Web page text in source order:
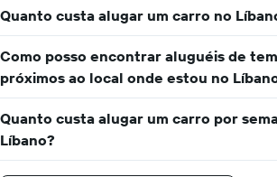
Quanto custa alugar um carro no
Como posso encontrar aluguéis de
próximos ao local onde estou no
Quanto custa alugar um carro por
Líbano?